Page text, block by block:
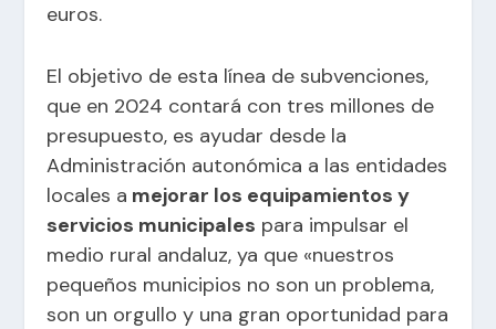
euros.
El objetivo de esta línea de subvenciones,
que en 2024 contará con tres millones de
presupuesto, es ayudar desde la
Administración autonómica a las entidades
locales a mejorar los equipamientos y
servicios municipales para impulsar el
medio rural andaluz, ya que «nuestros
pequeños municipios no son un problema,
son un orgullo y una gran oportunidad para